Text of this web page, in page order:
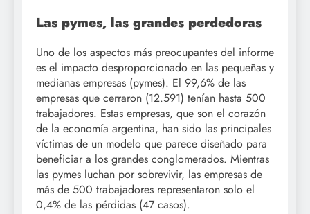
Las pymes, las grandes perdedoras
Uno de los aspectos más preocupantes del informe
es el impacto desproporcionado en las pequeñas y
medianas empresas (pymes). El 99,6% de las
empresas que cerraron (12.591) tenían hasta 500
trabajadores. Estas empresas, que son el corazón
de la economía argentina, han sido las principales
víctimas de un modelo que parece diseñado para
beneficiar a los grandes conglomerados. Mientras
las pymes luchan por sobrevivir, las empresas de
más de 500 trabajadores representaron solo el
0,4% de las pérdidas (47 casos).